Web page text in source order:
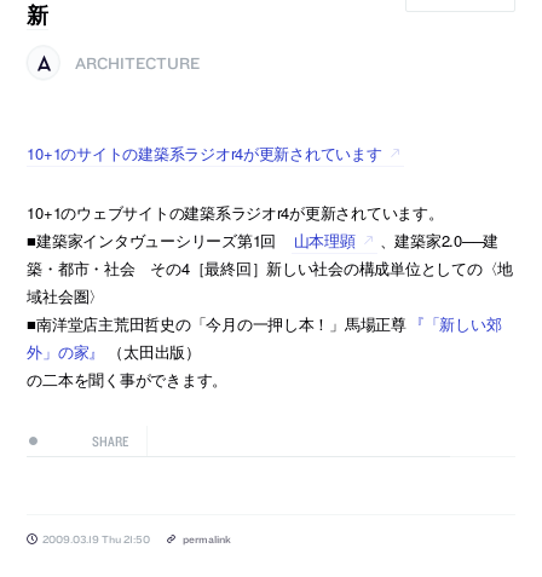
新
ARCHITECTURE
10+1のサイトの建築系ラジオr4が更新されています
10+1のウェブサイトの建築系ラジオr4が更新されています。
■建築家インタヴューシリーズ第1回
山本理顕
、建築家2.0──建
築・都市・社会 その4［最終回］新しい社会の構成単位としての〈地
域社会圏〉
■南洋堂店主荒田哲史の「今月の一押し本！」馬場正尊 『「新しい郊
外」の家』
（太田出版）
の二本を聞く事ができます。
SHARE
2009.03.19 Thu 21:50 permalink